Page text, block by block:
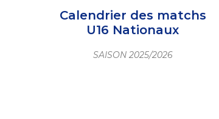
Calendrier des matchs
U16 Nationaux
SAISON 2025/2026